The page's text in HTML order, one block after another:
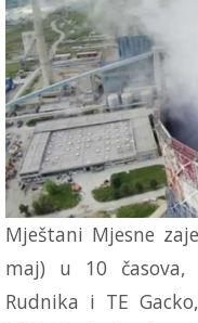
Mještani Mjesne
maj) u 10 časova,
Rudnika i TE